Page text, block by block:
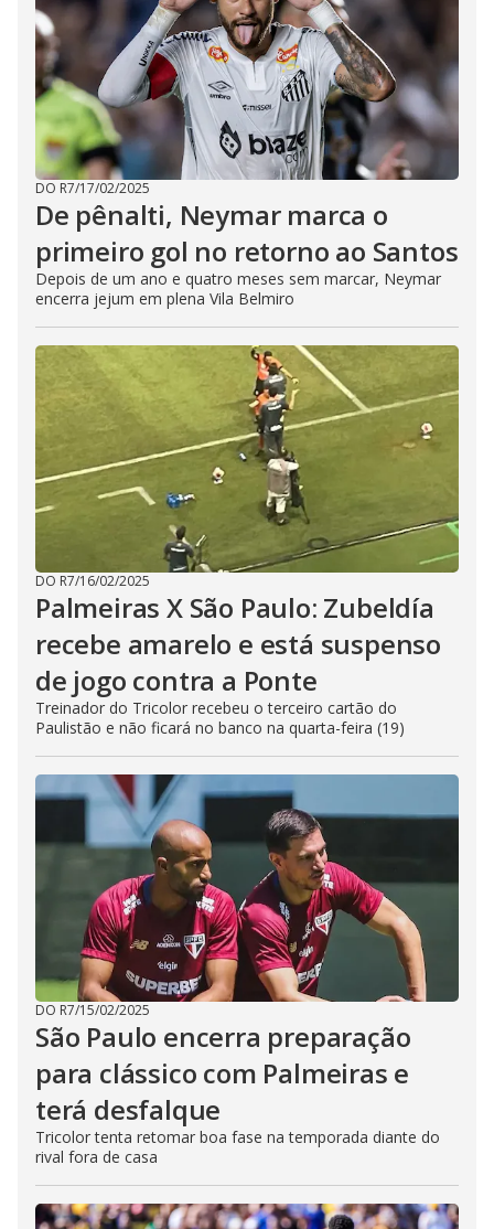
DO R7/17/02/2025
De pênalti, Neymar marca o
primeiro gol no retorno ao Santos
Depois de um ano e quatro meses sem marcar, Neymar
encerra jejum em plena Vila Belmiro
DO R7/16/02/2025
Palmeiras X São Paulo: Zubeldía
recebe amarelo e está suspenso
de jogo contra a Ponte
Treinador do Tricolor recebeu o terceiro cartão do
Paulistão e não ficará no banco na quarta-feira (19)
DO R7/15/02/2025
São Paulo encerra preparação
para clássico com Palmeiras e
terá desfalque
Tricolor tenta retomar boa fase na temporada diante do
rival fora de casa